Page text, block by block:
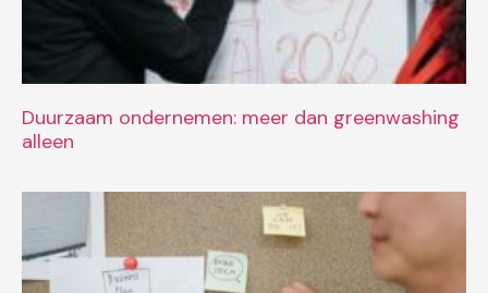
Duurzaam ondernemen: meer dan greenwashing
alleen